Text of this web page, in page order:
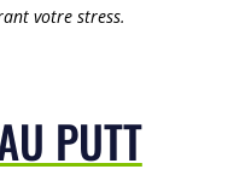
votre stress.
PUTT